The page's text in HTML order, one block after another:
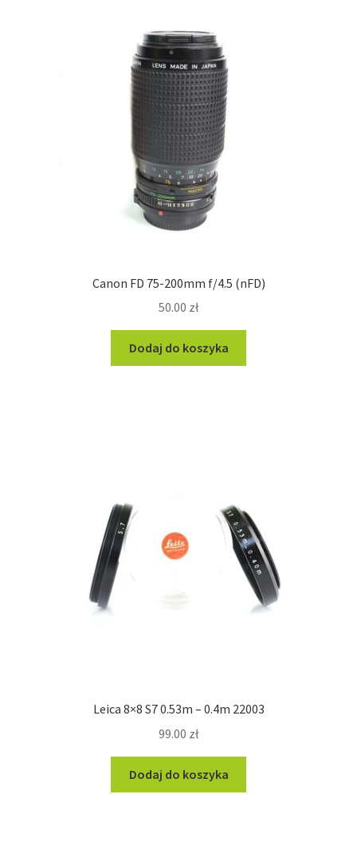
Canon FD 75-200mm f/4.5 (nFD)
50.00 zł
Dodaj do koszyka
Leica 8×8 S7 0.53m – 0.4m 22003
99.00 zł
Dodaj do koszyka